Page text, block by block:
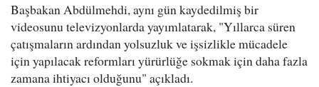
Başbakan Abdülmehdi, aynı gün kaydedilmiş bir
videosunu televizyonlarda yayımlatarak, "Yıllarca süren
çatışmaların ardından yolsuzluk ve işsizlikle mücadele
için yapılacak reformları yürürlüğe sokmak için daha fazla
zamana ihtiyacı olduğunu" açıkladı.